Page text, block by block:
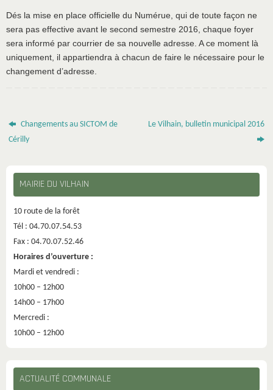
Dés la mise en place officielle du Numérue, qui de toute façon ne
sera pas effective avant le second semestre 2016, chaque foyer
sera informé par courrier de sa nouvelle adresse. A ce moment là
uniquement, il appartiendra à chacun de faire le nécessaire pour le
changement d’adresse.
Changements au SICTOM de
Cérilly
Le Vilhain, bulletin municipal 2016
MAIRIE DU VILHAIN
10 route de la forêt
Tél : 04.70.07.54.53
Fax : 04.70.07.52.46
Horaires d’ouverture :
Mardi et vendredi :
10h00 – 12h00
14h00 – 17h00
Mercredi :
10h00 – 12h00
ACTUALITÉ COMMUNALE